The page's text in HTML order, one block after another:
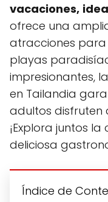
vacaciones,
ofrece una
atracciones para
playas
impresionantes,
en Tailandia
adultos disfruten
¡Explora juntos
deliciosa
Índice de